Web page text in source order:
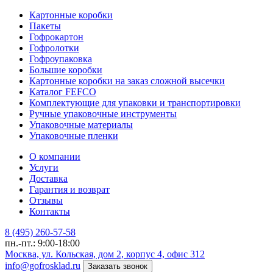
Картонные коробки
Пакеты
Гофрокартон
Гофролотки
Гофроупаковка
Большие коробки
Картонные коробки на заказ сложной высечки
Каталог FEFCO
Комплектующие для упаковки и транспортировки
Ручные упаковочные инструменты
Упаковочные материалы
Упаковочные пленки
О компании
Услуги
Доставка
Гарантия и возврат
Отзывы
Контакты
8 (495) 260-57-58
пн.-пт.: 9:00-18:00
Москва, ул. Кольская, дом 2, корпус 4, офис 312
info@gofrosklad.ru
Заказать звонок